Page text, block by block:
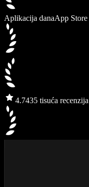
Aplikacija danaApp Store
4.7435 tisuća recenzija